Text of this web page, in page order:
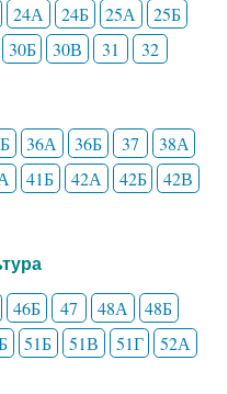
24А 24Б 25А
25Б
30Б 30В 31 32
36А 36Б 37
38А
41Б 42А 42Б
42В
46Б 47 48А
48Б
51Б 51В 51Г
52А